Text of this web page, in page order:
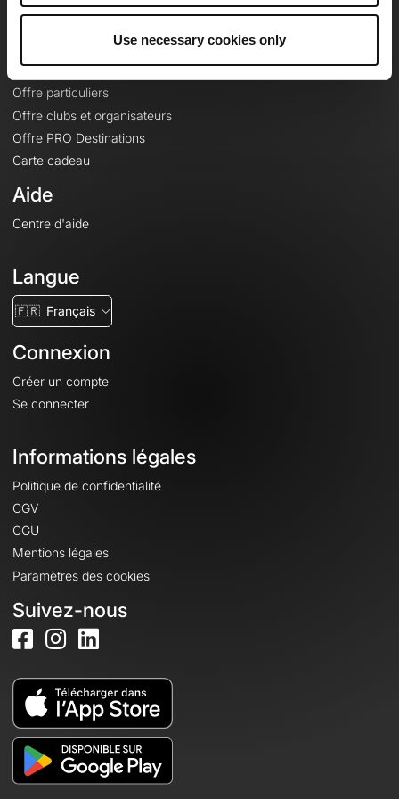
Use necessary cookies only
Offres
Fonds de cartes topographiques
Fonctionnalités
Offre particuliers
Offre clubs et organisateurs
Offre PRO Destinations
Carte cadeau
Aide
Centre d'aide
Langue
🇫🇷 Français
Connexion
Créer un compte
Se connecter
Informations légales
Politique de confidentialité
CGV
CGU
Mentions légales
Paramètres des cookies
Suivez-nous